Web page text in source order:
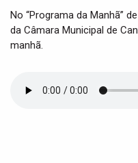
No “Programa da Manhã”
da Câmara Municipal de
manhã.